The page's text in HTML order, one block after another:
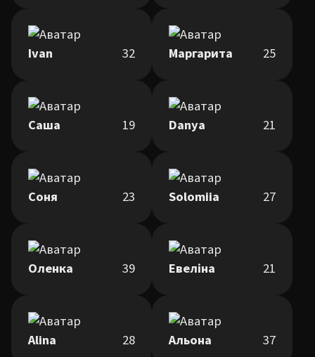
Ivan 32 Маргарита 25
Саша 19 Danya 21
Соня 23 Solomiia 27
Оленка 39 Евеліна 21
Alina 28 Альона 37